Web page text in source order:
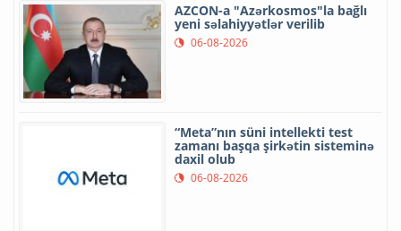
AZCON-a "Azərkosmos"la bağlı
yeni səlahiyyətlər verilib
06-08-2026
“Meta”nın süni intellekti test
zamanı başqa şirkətin sisteminə
daxil olub
06-08-2026